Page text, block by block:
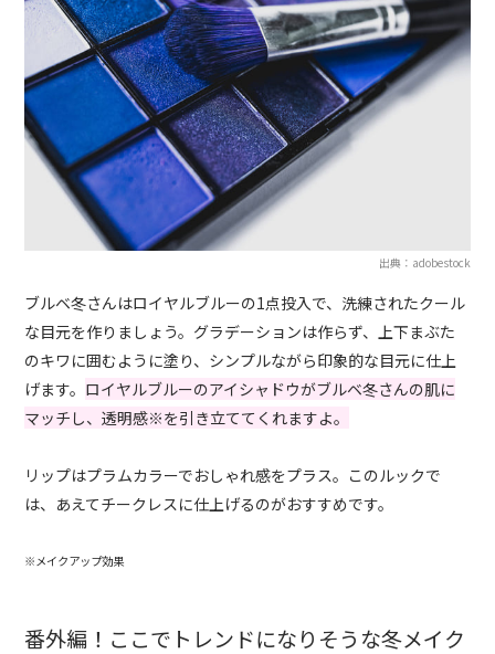
出典：adobestock
ブルベ冬さんはロイヤルブルーの1点投入で、洗練されたクール
な目元を作りましょう。グラデーションは作らず、上下まぶた
のキワに囲むように塗り、シンプルながら印象的な目元に仕上
げます。 ロイヤルブルーのアイシャドウがブルベ冬さんの肌に
マッチし、透明感※を引き立ててくれますよ。
リップはプラムカラーでおしゃれ感をプラス。このルックで
は、あえてチークレスに仕上げるのがおすすめです。
※メイクアップ効果
番外編！ここでトレンドになりそうな冬メイク